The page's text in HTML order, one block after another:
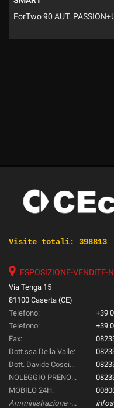
ForTwo 90 AUT.
Visite totali: 398813
ESPOSIZIONE-VENDITE-
Via Tenga 15
81100 Caserta (CE)
Telefono:
+39
Telefono:
+39
Fax:
Dott.ssa Della Valle:
Dott. Davide Coscione:
NOLEGGIO PRENOTAZIONI::
MOBILO 24H:
Amministrazione -Gestione & Controllo-: